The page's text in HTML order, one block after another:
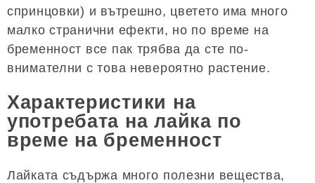
спринцовки) и вътрешно, цветето има много
малко странични ефекти, но по време на
бременност все пак трябва да сте по-
внимателни с това невероятно растение.
Характеристики на
употребата на лайка по
време на бременност
Лайката съдържа много полезни вещества,